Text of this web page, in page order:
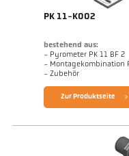
PK 11-K002
bestehend aus:
- Pyrometer PK 11 BF 2
- Montagekombination
- Zubehör
Zur Produktseite